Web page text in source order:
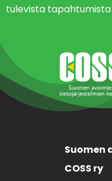
tulevista tapahtumista
Suomen
COSS ry